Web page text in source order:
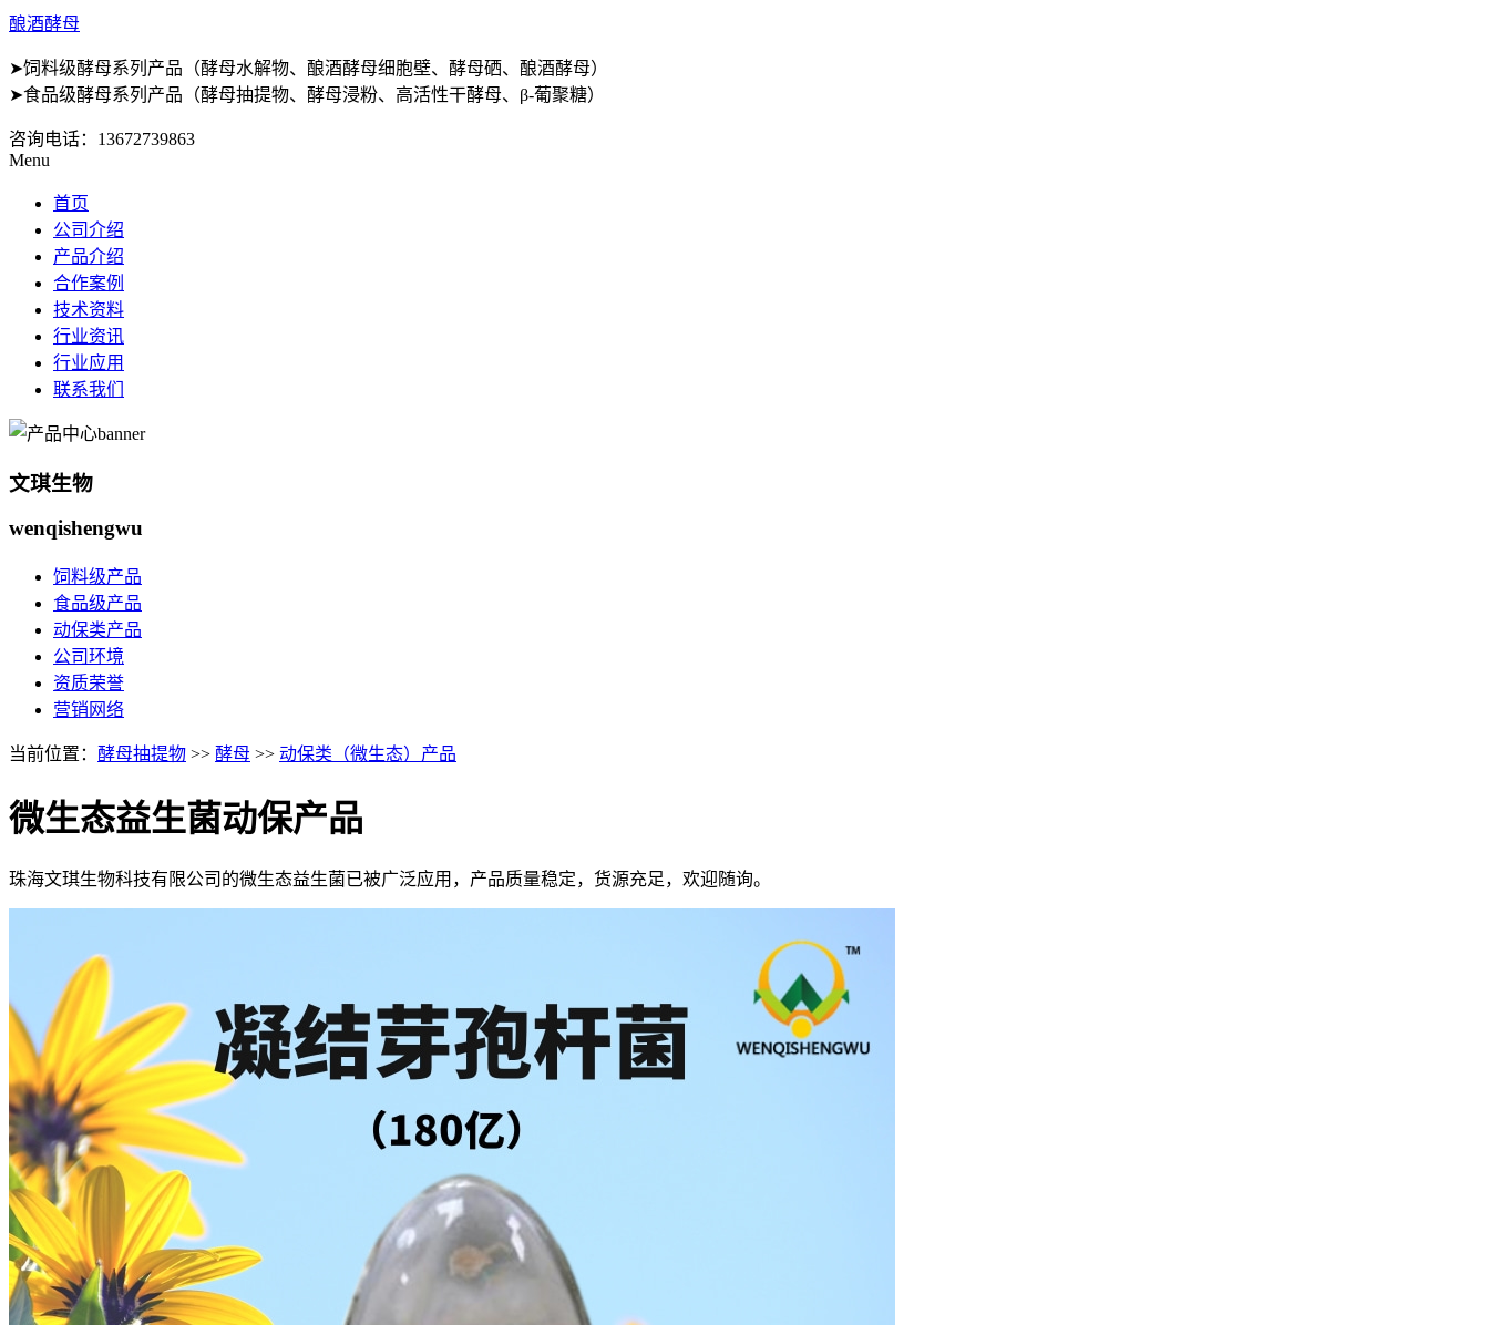
酿酒酵母
➤饲料级酵母系列产品（酵母水解物、酿酒酵母细胞壁、酵母硒、酿酒酵母）
➤食品级酵母系列产品（酵母抽提物、酵母浸粉、高活性干酵母、β-葡聚糖）
咨询电话： 13672739863
Menu
首页
公司介绍
产品介绍
合作案例
技术资料
行业资讯
行业应用
联系我们
文琪生物
wenqishengwu
饲料级产品
食品级产品
动保类产品
公司环境
资质荣誉
营销网络
当前位置： 酵母抽提物 >> 酵母 >> 动保类（微生态）产品
微生态益生菌动保产品
珠海文琪生物科技有限公司的微生态益生菌已被广泛应用，产品质量稳定，货源充足，欢迎随询。